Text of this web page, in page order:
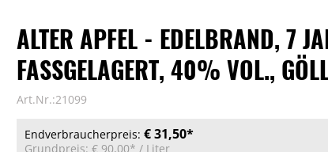
ALTER APFEL - EDELBRAND, 7
FASSGELAGERT, 40% VOL.,
Art.Nr.:21099
Endverbraucherpreis: € 31,50*
Grundpreis: € 90,00* / Liter